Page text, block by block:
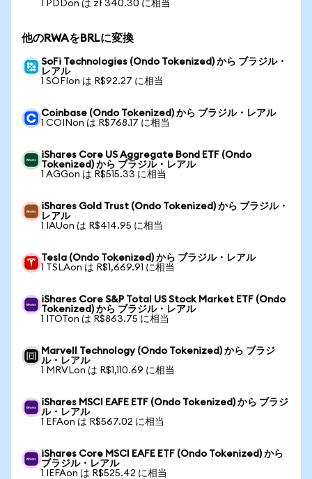
1 PDDon は zł 340.30 に相当
他のRWAをBRLに変換
SoFi Technologies (Ondo Tokenized) から ブラジル・
レアル
1 SOFIon は R$92.27 に相当
Coinbase (Ondo Tokenized) から ブラジル・レアル
1 COINon は R$768.17 に相当
iShares Core US Aggregate Bond ETF (Ondo
Tokenized) から ブラジル・レアル
1 AGGon は R$515.33 に相当
iShares Gold Trust (Ondo Tokenized) から ブラジル・
レアル
1 IAUon は R$414.95 に相当
Tesla (Ondo Tokenized) から ブラジル・レアル
1 TSLAon は R$1,669.91 に相当
iShares Core S&P Total US Stock Market ETF (Ondo
Tokenized) から ブラジル・レアル
1 ITOTon は R$863.75 に相当
Marvell Technology (Ondo Tokenized) から ブラジ
ル・レアル
1 MRVLon は R$1,110.69 に相当
iShares MSCI EAFE ETF (Ondo Tokenized) から ブラジ
ル・レアル
1 EFAon は R$567.02 に相当
iShares Core MSCI EAFE ETF (Ondo Tokenized) から
ブラジル・レアル
1 IEFAon は R$525.42 に相当